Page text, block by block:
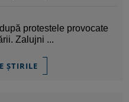
protestele provocate
Zalujni ...
ȘTIRILE